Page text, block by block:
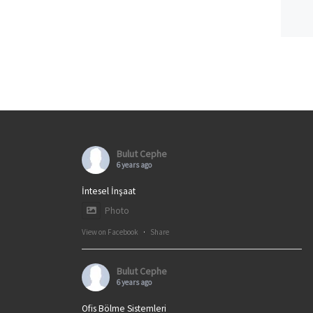
Bulut Cephe
6 years ago
İntesel İnşaat
Photo
View on Facebook · Share
Bulut Cephe
6 years ago
Ofis Bölme Sistemleri